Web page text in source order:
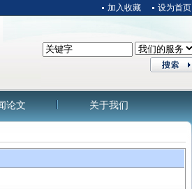
加入收藏 设为首页
论文 关于我们